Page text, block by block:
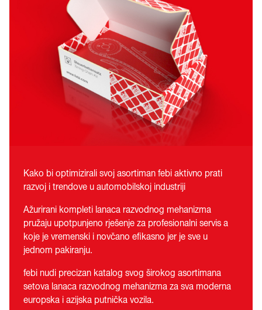
Kako bi optimizirali svoj asortiman febi aktivno prati
razvoj i trendove u automobilskoj industriji
Ažurirani kompleti lanaca razvodnog mehanizma
pružaju upotpunjeno rješenje za profesionalni servis a
koje je vremenski i novčano efikasno jer je sve u
jednom pakiranju.
febi nudi precizan katalog svog širokog asortimana
setova lanaca razvodnog mehanizma za sva moderna
europska i azijska putnička vozila.